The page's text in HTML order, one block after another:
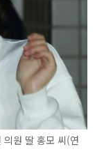
원 딸 홍모 씨(연